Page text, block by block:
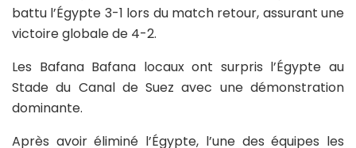
battu l’Égypte 3-1 lors du match retour, assurant une
victoire globale de 4-2.
Les Bafana Bafana locaux ont surpris l’Égypte au
Stade du Canal de Suez avec une démonstration
dominante.
Après avoir éliminé l’Égypte, l’une des équipes les